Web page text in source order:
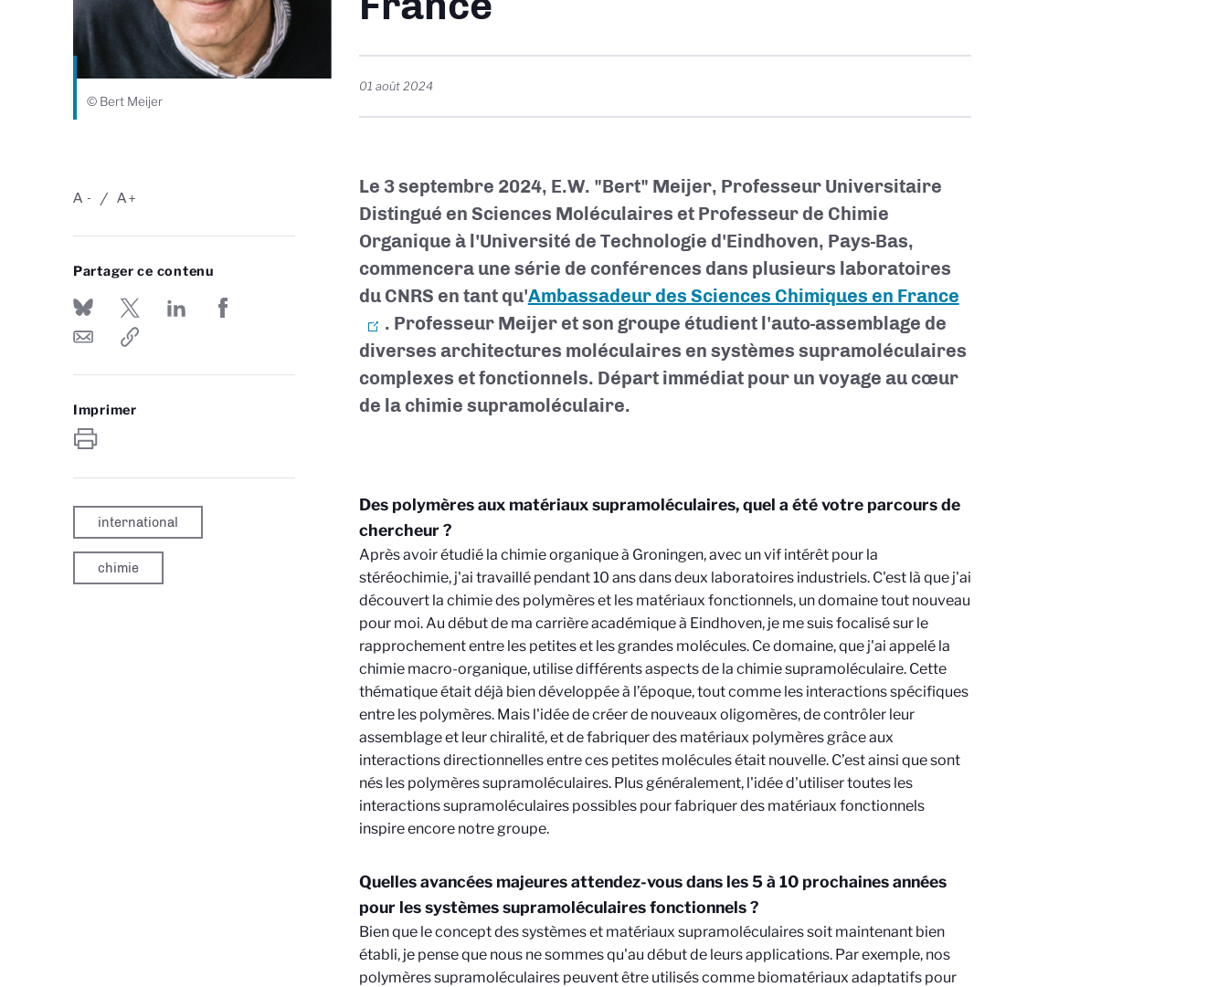
© Bert Meijer
-
A +
A
Partager ce contenu
Imprimer
international
chimie
01 août 2024
Le 3 septembre 2024, E.W. "Bert" Meijer, Professeur Universitaire
Distingué en Sciences Moléculaires et Professeur de Chimie
Organique à l'Université de Technologie d'Eindhoven, Pays-Bas,
commencera une série de conférences dans plusieurs laboratoires
du CNRS en tant qu'Ambassadeur des Sciences Chimiques en France
. Professeur Meijer et son groupe étudient l'auto-assemblage de
diverses architectures moléculaires en systèmes supramoléculaires
complexes et fonctionnels. Départ immédiat pour un voyage au cœur
de la chimie supramoléculaire.
Des polymères aux matériaux supramoléculaires, quel a été votre parcours de
chercheur ?
Après avoir étudié la chimie organique à Groningen, avec un vif intérêt pour la
stéréochimie, j'ai travaillé pendant 10 ans dans deux laboratoires industriels. C'est là que j'ai
découvert la chimie des polymères et les matériaux fonctionnels, un domaine tout nouveau
pour moi. Au début de ma carrière académique à Eindhoven, je me suis focalisé sur le
rapprochement entre les petites et les grandes molécules. Ce domaine, que j'ai appelé la
chimie macro-organique, utilise différents aspects de la chimie supramoléculaire. Cette
thématique était déjà bien développée à l’époque, tout comme les interactions spécifiques
entre les polymères. Mais l'idée de créer de nouveaux oligomères, de contrôler leur
assemblage et leur chiralité, et de fabriquer des matériaux polymères grâce aux
interactions directionnelles entre ces petites molécules était nouvelle. C’est ainsi que sont
nés les polymères supramoléculaires. Plus généralement, l'idée d'utiliser toutes les
interactions supramoléculaires possibles pour fabriquer des matériaux fonctionnels
inspire encore notre groupe.
Quelles avancées majeures attendez-vous dans les 5 à 10 prochaines années
pour les systèmes supramoléculaires fonctionnels ?
Bien que le concept des systèmes et matériaux supramoléculaires soit maintenant bien
établi, je pense que nous ne sommes qu'au début de leurs applications. Par exemple, nos
polymères supramoléculaires peuvent être utilisés comme biomatériaux adaptatifs pour